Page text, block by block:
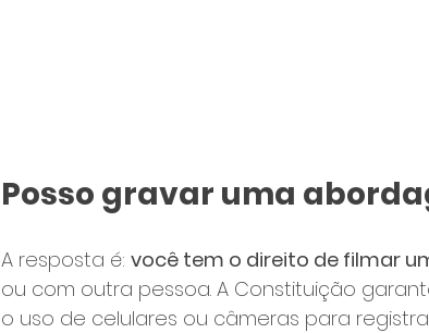
Posso gravar uma
A resposta é: você tem o direito de filmar
ou com outra pessoa. A Constituição
o uso de celulares ou câmeras para